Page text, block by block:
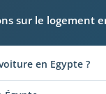
sur le logement
en Egypte ?